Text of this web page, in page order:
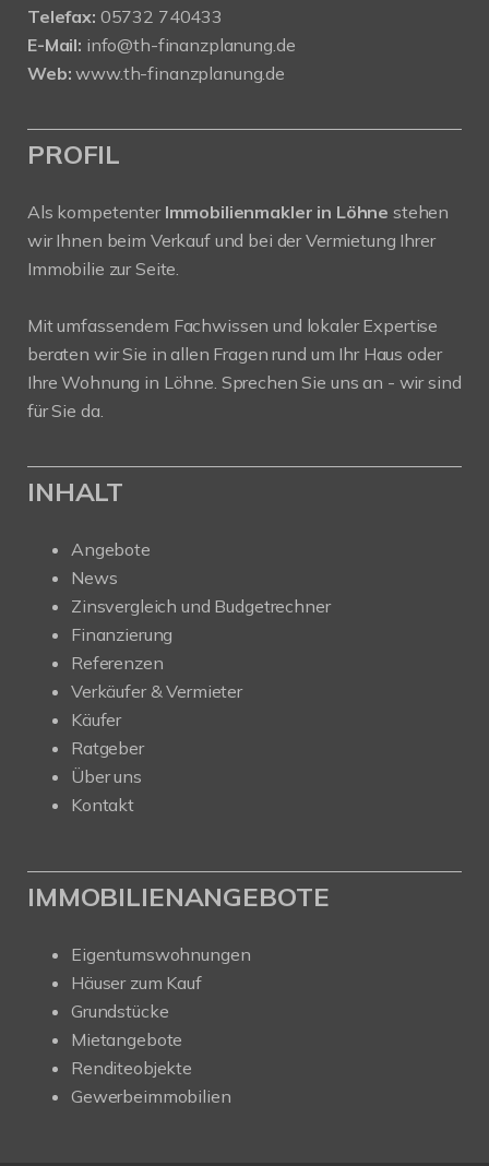
Telefax: 05732 740433
E-Mail: info@th-finanzplanung.de
Web: www.th-finanzplanung.de
PROFIL
Als kompetenter Immobilienmakler in Löhne stehen
wir Ihnen beim Verkauf und bei der Vermietung Ihrer
Immobilie zur Seite.
Mit umfassendem Fachwissen und lokaler Expertise
beraten wir Sie in allen Fragen rund um Ihr Haus oder
Ihre Wohnung in Löhne. Sprechen Sie uns an - wir sind
für Sie da.
INHALT
Angebote
News
Zinsvergleich und Budgetrechner
Finanzierung
Referenzen
Verkäufer & Vermieter
Käufer
Ratgeber
Über uns
Kontakt
IMMOBILIENANGEBOTE
Eigentumswohnungen
Häuser zum Kauf
Grundstücke
Mietangebote
Renditeobjekte
Gewerbeimmobilien